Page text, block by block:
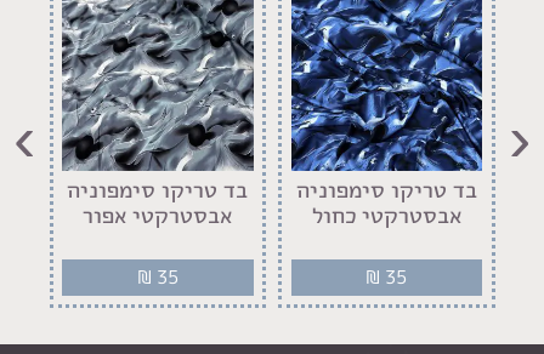
בד טריקו סימפוניה
אבסטרקטי כחול
₪ 35
בד טריקו סימפוניה
אבסטרקטי אפור
₪ 35
‹
›